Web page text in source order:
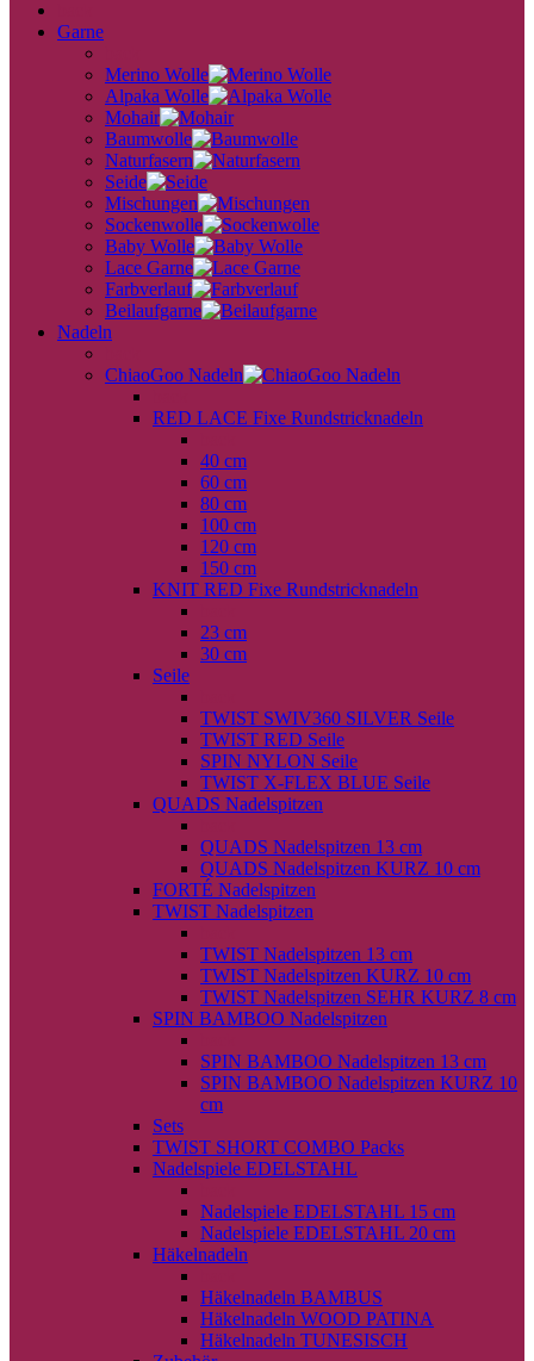
Garne
Merino Wolle
Alpaka Wolle
Mohair
Baumwolle
Naturfasern
Seide
Mischungen
Sockenwolle
Baby Wolle
Lace Garne
Farbverlauf
Beilaufgarne
Nadeln
ChiaoGoo Nadeln
RED LACE Fixe Rundstricknadeln
40 cm
60 cm
80 cm
100 cm
120 cm
150 cm
KNIT RED Fixe Rundstricknadeln
23 cm
30 cm
Seile
TWIST SWIV360 SILVER Seile
TWIST RED Seile
SPIN NYLON Seile
TWIST X-FLEX BLUE Seile
QUADS Nadelspitzen
QUADS Nadelspitzen 13 cm
QUADS Nadelspitzen KURZ 10 cm
FORTÉ Nadelspitzen
TWIST Nadelspitzen
TWIST Nadelspitzen 13 cm
TWIST Nadelspitzen KURZ 10 cm
TWIST Nadelspitzen SEHR KURZ 8 cm
SPIN BAMBOO Nadelspitzen
SPIN BAMBOO Nadelspitzen 13 cm
SPIN BAMBOO Nadelspitzen KURZ 10
cm
Sets
TWIST SHORT COMBO Packs
Nadelspiele EDELSTAHL
Nadelspiele EDELSTAHL 15 cm
Nadelspiele EDELSTAHL 20 cm
Häkelnadeln
Häkelnadeln BAMBUS
Häkelnadeln WOOD PATINA
Häkelnadeln TUNESISCH